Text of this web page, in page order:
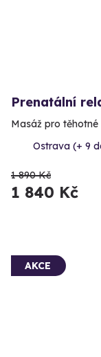
Prenatální
Masáž pro
Ostrava (+ 9
1 890 Kč
1 840 Kč
AKCE